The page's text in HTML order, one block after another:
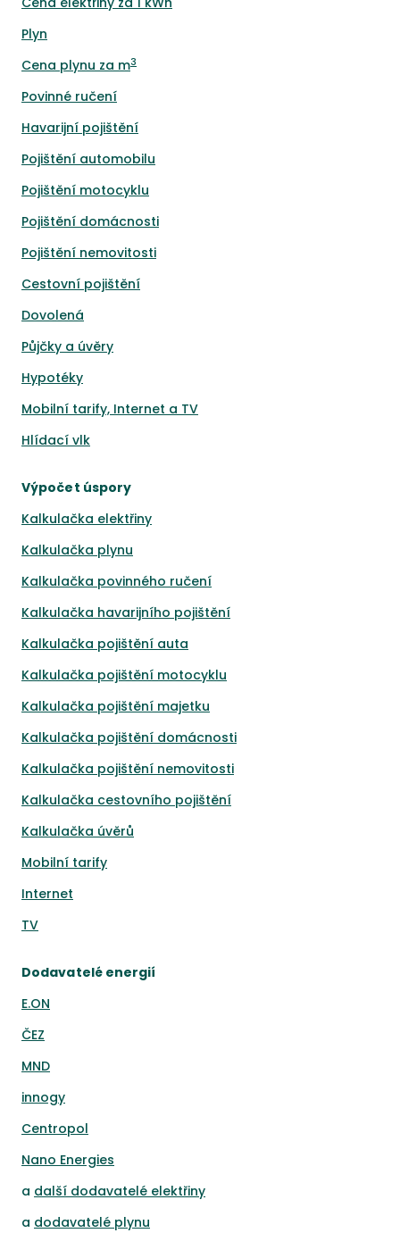
Plyn
Cena plynu za m3
Povinné ručení
Havarijní pojištění
Pojištění automobilu
Pojištění motocyklu
Pojištění domácnosti
Pojištění nemovitosti
Cestovní pojištění
Dovolená
Půjčky a úvěry
Hypotéky
Mobilní tarify, Internet a TV
Hlídací vlk
Výpočet úspory
Kalkulačka elektřiny
Kalkulačka plynu
Kalkulačka povinného ručení
Kalkulačka havarijního pojištění
Kalkulačka pojištění auta
Kalkulačka pojištění motocyklu
Kalkulačka pojištění majetku
Kalkulačka pojištění domácnosti
Kalkulačka pojištění nemovitosti
Kalkulačka cestovního pojištění
Kalkulačka úvěrů
Mobilní tarify
Internet
TV
Dodavatelé energií
E.ON
ČEZ
MND
innogy
Centropol
Nano Energies
a další dodavatelé elektřiny
a dodavatelé plynu